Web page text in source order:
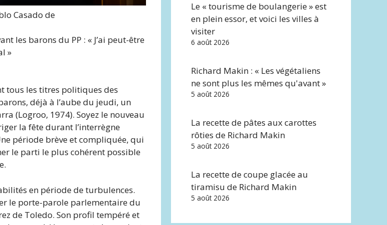
Casado de
les barons du PP : « J’ai peut-être
»
tous les titres politiques des
déjà à l’aube du jeudi, un
(Logroo, 1974). Soyez le nouveau
la fête durant l’interrègne
période brève et compliquée, qui
le parti le plus cohérent possible
en période de turbulences.
le porte-parole parlementaire du
de Toledo. Son profil tempéré et
Le « tourisme de boulangerie » est
en plein essor, et voici les villes à
visiter
6 août 2026
Richard Makin : « Les végétaliens
ne sont plus les mêmes qu'avant »
5 août 2026
La recette de pâtes aux carottes
rôties de Richard Makin
5 août 2026
La recette de coupe glacée au
tiramisu de Richard Makin
5 août 2026